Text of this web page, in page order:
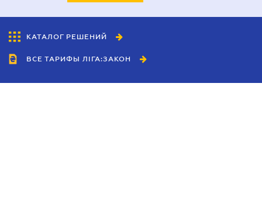
КАТАЛОГ РЕШЕНИЙ
ВСЕ ТАРИФЫ ЛІГА:ЗАКОН